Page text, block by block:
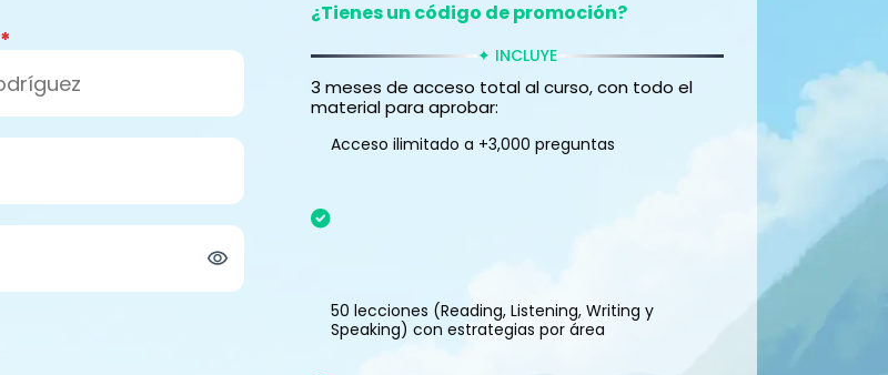
¿Tienes un código de promoción?
Aplicar
✦ INCLUYE
3 meses de acceso total al curso, con todo el
material para aprobar:
Acceso ilimitado a +3,000 preguntas
50 lecciones (Reading, Listening, Writing y
Speaking) con estrategias por área